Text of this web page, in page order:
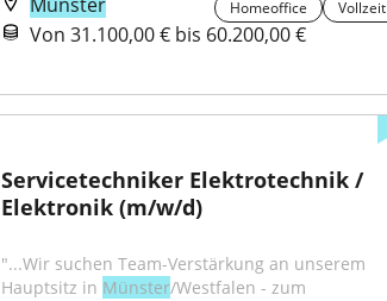
Homeoffice Vollzeit
Von 31.100,00 € bis 60.200,00 €
Servicetechniker Elektrotechnik /
Elektronik (m/w/d)
"...Wir suchen Team-Verstärkung an unserem
Hauptsitz in Münster/Westfalen - zum